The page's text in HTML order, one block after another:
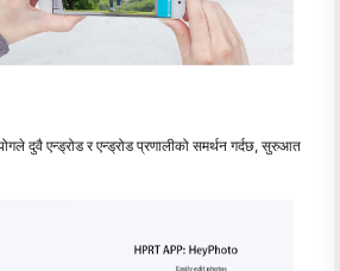
दुवै एन्ड्रोड र एन्ड्रोड प्रणालीको समर्थन गर्दछ, सुरुआत